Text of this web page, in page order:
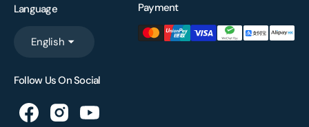
Language
English
Payment
Follow Us On Social